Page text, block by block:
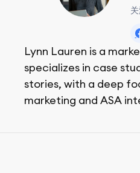
Lynn Lauren is a
specializes in case
stories, with a deep
marketing and ASA